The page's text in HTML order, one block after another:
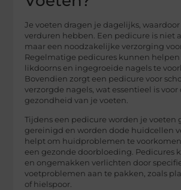
Je voeten dragen je dagelijks, waardoor
verduren hebben. Een pedicure is niet
maar een noodzakelijke verzorging
Regelmatige pedicures kunnen helpen
likdoorns en ingegroeide nagels te
Bovendien zorgt een pedicure voor
verzorgde nagels, wat essentieel is
gezondheid van je voeten.
Tijdens een pedicure worden je voeten
gereinigd en worden dode huidcellen
helpt om huidproblemen te
een gezonde doorbloeding. Pedicures
en ongemakken verlichten door
voetproblemen aan te pakken, zoals
of hielspoor.